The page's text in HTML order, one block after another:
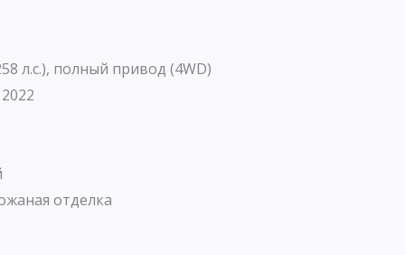
л.с.), полный привод (4WD)
отделка